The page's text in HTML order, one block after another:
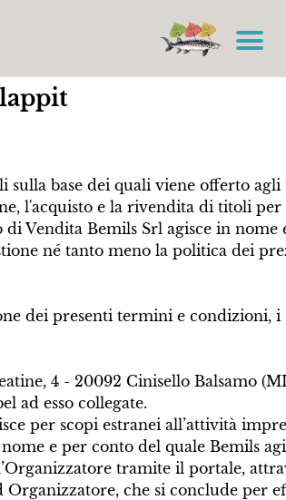
base dei quali viene offerto
l'acquisto e la rivendita di titoli per
Vendita Bemils Srl agisce in
né tanto meno la politica dei
dei presenti termini e
4 - 20092 Cinisello Balsamo
ad esso collegate.
per scopi estranei all’attività
e per conto del quale Bemils
tramite il portale,
che si conclude per